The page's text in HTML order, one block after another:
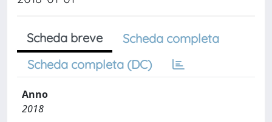
Scheda breve
Scheda completa
Scheda completa (DC)
Anno
2018